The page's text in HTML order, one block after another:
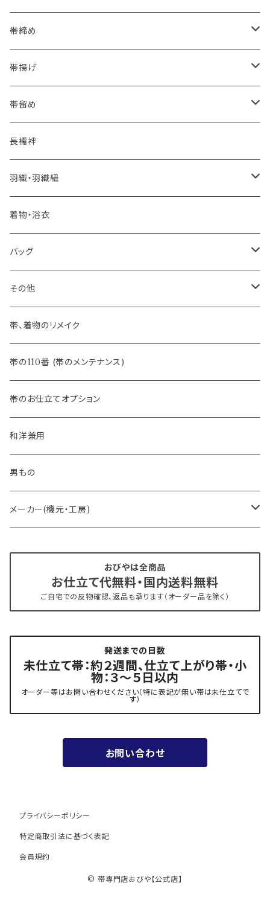
海のいろ ～sea-green～
格ある夏の名古屋帯（都の絽綴れ）
おとなの浴衣(有松 鳴海絞り)
自宅で洗える！本麻長襦袢
憧れの高級カジュアル帯
河合美術織物 訪問着に合わせる袋帯
訪問着に合わせるフォーマル帯
３万円台♪高見え袋帯・名古屋帯
- 博多帯
夏・単衣用(夏帯)
- 西陣織
夏・単衣用(夏帯)
- 紬帯・自然布
- 琉球帯
- 染め帯
- 袋帯・洒落袋帯
- 名古屋帯
八寸名古屋帯 (松葉仕立て)
- オールシーズン帯
- 夏帯
- 半幅帯
- 大人兵児帯
- おびやオリジナル・別注
- オーダー帯
- 京袋帯・開き仕立て
- 新古帯、中古・リサイクル帯 (メンテナンス済み)
夏用
- 振袖の帯・ママ振り・振袖用袋帯
帯締め
- おびやオリジナル
- 細平唐組 (7mmスリム帯締め)
- 田中節子
帯揚げ
- おびやオリジナル
- 京都 三浦清商店
- 大津工房 荒尾ちどり
帯留め
-おびやオリジナル
長襦袢
羽織・羽織紐
-おびやオリジナル
着物・浴衣
バッグ
-おびやオリジナル
その他
-おびやオリジナル
-フィカレ
帯、着物のリメイク
帯の110番 (帯のメンテナンス)
帯のお仕立てオプション
和洋兼用
男もの
メーカー(機元・工房)
博多織 西村織物
『marumasa.fab』丸正織物
おびやは全商品
お仕立て代無料・国内送料無料
ご自宅での反物確認、返品も承ります（オーダー品を除く）
発送までの日数
未仕立て帯：約２週間、仕立て上がり帯・小
物：３～５日以内
オーダー等はお問い合わせください（特に表記が無い帯は未仕立てで
す）
お問い合わせ
プライバシーポリシー
特定商取引法に基づく表記
会員規約
© 帯専門店おびや【公式店】